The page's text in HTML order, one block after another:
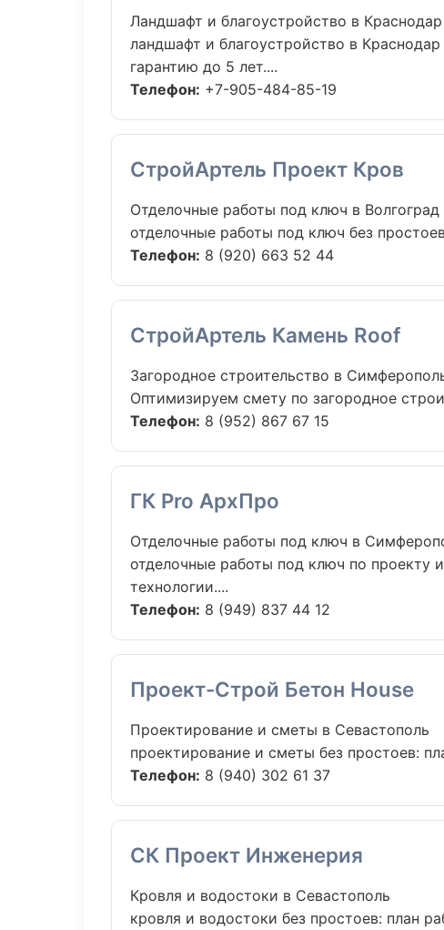
Ландшафт и благоустройство в Краснодар
ландшафт и благоустройство в
гарантию до 5 лет....
Телефон: +7-905-484-85-19
СтройАртель Проект Кров
Отделочные работы под ключ в Волгоград
отделочные работы под ключ без
Телефон: 8 (920) 663 52 44
СтройАртель Камень Roof
Загородное строительство в
Оптимизируем смету по загородное
Телефон: 8 (952) 867 67 15
ГК Pro АрхПро
Отделочные работы под ключ в
отделочные работы под ключ по
технологии....
Телефон: 8 (949) 837 44 12
Проект-Строй Бетон House
Проектирование и сметы в Севастополь
проектирование и сметы без простоев:
Телефон: 8 (940) 302 61 37
СК Проект Инженерия
Кровля и водостоки в Севастополь
кровля и водостоки без простоев: план